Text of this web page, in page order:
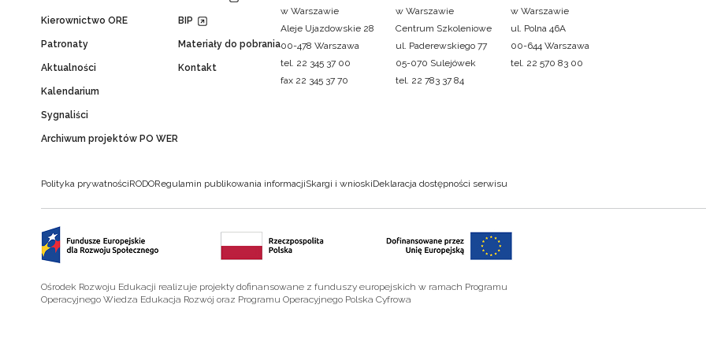
Kierownictwo ORE
Patronaty
Aktualności
Kalendarium
Sygnaliści
Archiwum projektów PO WER
BIP
Materiały do pobrania
Kontakt
w Warszawie
Aleje Ujazdowskie 28
00-478 Warszawa
tel. 22 345 37 00
fax 22 345 37 70
w Warszawie
Centrum Szkoleniowe
ul. Paderewskiego 77
05-070 Sulejówek
tel. 22 783 37 84
w Warszawie
ul. Polna 46A
00-644 Warszawa
tel. 22 570 83 00
Polityka prywatnościRODORegulamin publikowania informacjiSkargi i wnioskiDeklaracja dostępności serwisu
Ośrodek Rozwoju Edukacji realizuje projekty dofinansowane z funduszy europejskich w ramach Programu
Operacyjnego Wiedza Edukacja Rozwój oraz Programu Operacyjnego Polska Cyfrowa